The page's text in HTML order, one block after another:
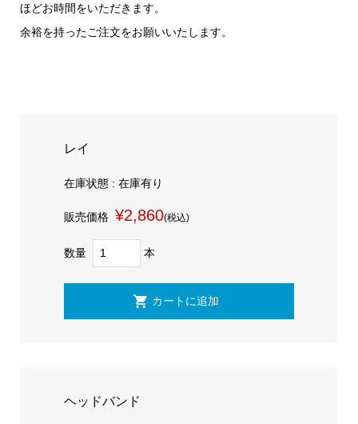
ほどお時間をいただきます。
余裕を持ったご注文をお願いいたします。
レイ
在庫状態 : 在庫有り
販売価格 ¥2,860(税込)
数量 本
ヘッドバンド